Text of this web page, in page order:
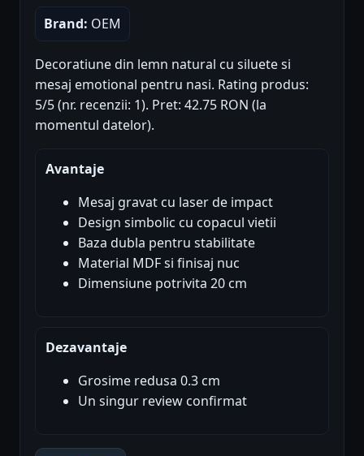
Brand: OEM
Decoratiune din lemn natural cu siluete si
mesaj emotional pentru nasi. Rating produs:
5/5 (nr. recenzii: 1). Pret: 42.75 RON (la
momentul datelor).
Avantaje
Mesaj gravat cu laser de impact
Design simbolic cu copacul vietii
Baza dubla pentru stabilitate
Material MDF si finisaj nuc
Dimensiune potrivita 20 cm
Dezavantaje
Grosime redusa 0.3 cm
Un singur review confirmat